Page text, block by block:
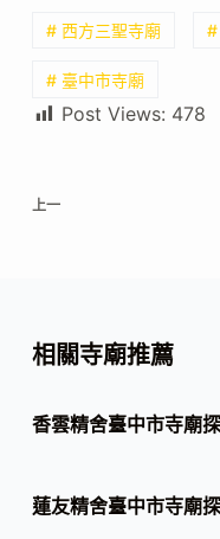
# 西方三聖寺廟 #
# 臺中市寺廟
Post Views: 478
上一
相關寺廟推薦
香雲精舍臺中市寺廟
蓮友精舍臺中市寺廟